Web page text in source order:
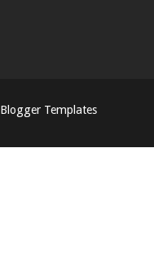
Blogger Templates